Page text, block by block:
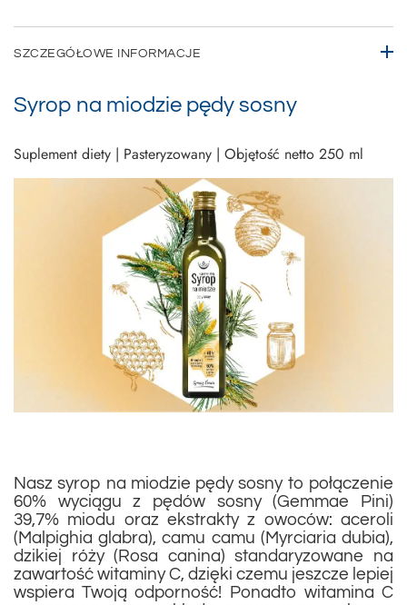
SZCZEGÓŁOWE INFORMACJE
Syrop na miodzie pędy sosny
Suplement diety | Pasteryzowany | Objętość netto 250 ml
Nasz syrop na miodzie pędy sosny to połączenie
60% wyciągu z pędów sosny (Gemmae Pini)
39,7% miodu oraz ekstrakty z owoców: aceroli
(Malpighia glabra), camu camu (Myrciaria dubia),
dzikiej róży (Rosa canina) standaryzowane na
zawartość witaminy C, dzięki czemu jeszcze lepiej
wspiera Twoją odporność! Ponadto witamina C